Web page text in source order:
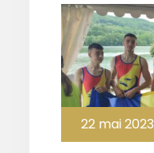
22 mai 2023